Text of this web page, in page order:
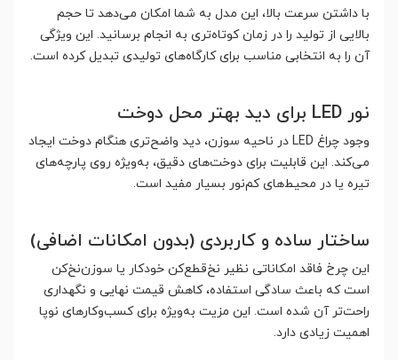
با داشتن سرعت بالا، این مدل به شما امکان می‌دهد تا حجم
بالایی از تولید را در زمان کوتاه‌تری به انجام برسانید. این ویژگی
آن را به انتخابی مناسب برای کارگاه‌های تولیدی تبدیل کرده است.
نور LED برای دید بهتر محل دوخت
وجود چراغ LED در ناحیه سوزن، دید واضح‌تری هنگام دوخت ایجاد
می‌کند. این قابلیت برای دوخت‌های دقیق، به‌ویژه روی پارچه‌های
تیره یا در محیط‌های کم‌نور بسیار مفید است.
ساختار ساده و کاربردی (بدون امکانات اضافی)
این چرخ فاقد امکاناتی نظیر نخ‌قطع‌کن خودکار یا سوزن‌نخ‌کن
است که باعث سادگی استفاده، کاهش قیمت نهایی و نگهداری
راحت‌تر آن شده است. این مزیت به‌ویژه برای کسب‌وکارهای نوپا
اهمیت زیادی دارد.